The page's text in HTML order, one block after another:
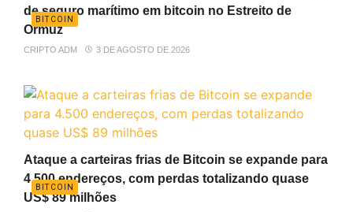
BITCOIN
de seguro marítimo em bitcoin no Estreito de
Ormuz
CRIPTO ADM 3 DE AGOSTO DE 2026
BITCOIN
Ataque a carteiras frias de Bitcoin se expande para
4.500 endereços, com perdas totalizando quase
US$ 89 milhões